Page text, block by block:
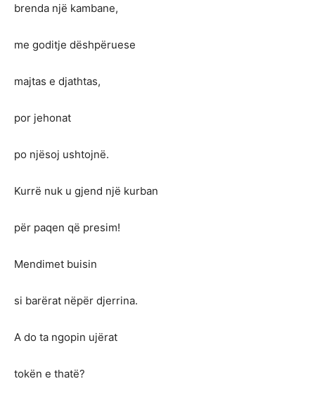
brenda një kambane,
me goditje dëshpëruese
majtas e djathtas,
por jehonat
po njësoj ushtojnë.
Kurrë nuk u gjend një kurban
për paqen që presim!
Mendimet buisin
si barërat nëpër djerrina.
A do ta ngopin ujërat
tokën e thatë?